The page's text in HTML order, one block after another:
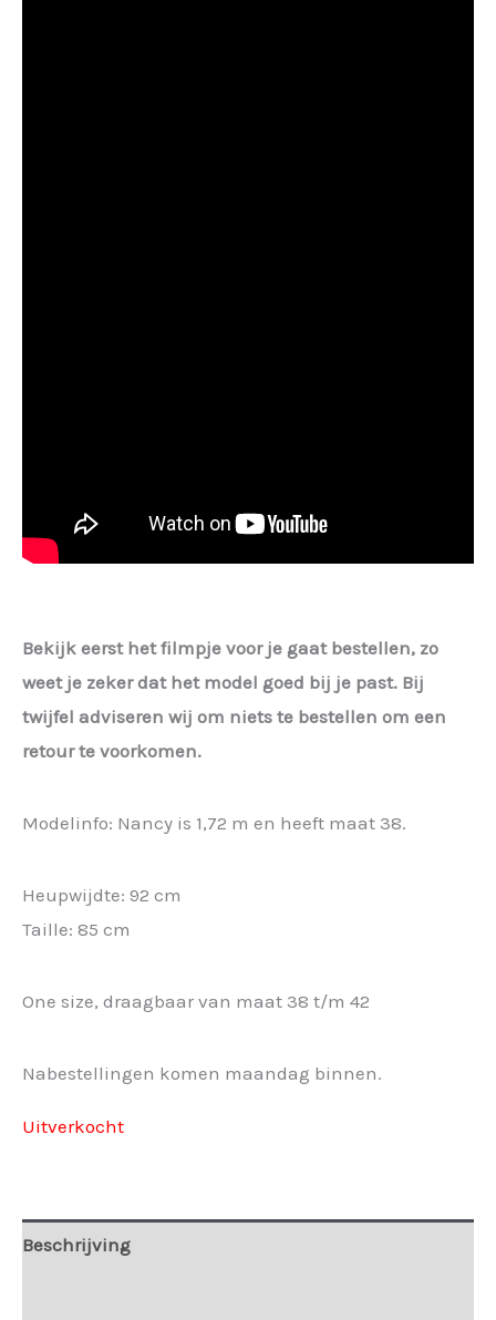
Bekijk eerst het filmpje voor je gaat bestellen, zo
weet je zeker dat het model goed bij je past. Bij
twijfel adviseren wij om niets te bestellen om een
retour te voorkomen.
Modelinfo: Nancy is 1,72 m en heeft maat 38.
Heupwijdte: 92 cm
Taille: 85 cm
One size, draagbaar van maat 38 t/m 42
Nabestellingen komen maandag binnen.
Uitverkocht
Beschrijving